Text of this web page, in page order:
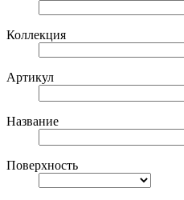
Коллекция
Артикул
Название
Поверхность